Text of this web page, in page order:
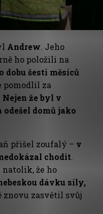
Andrew. Jeho
ho položili na
dobu šesti měsíců
pomodlil za
Nejen že byl v
domů jako
přišel zoufalý – v
chodit.
že ho
dávku síly,
znovu zasvětil svůj